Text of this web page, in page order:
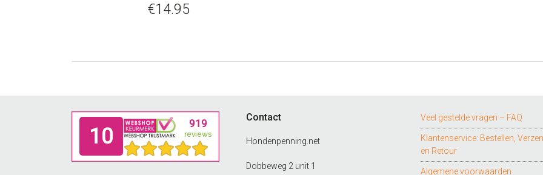
€14.95
Contact
Hondenpenning.net
Dobbeweg 2 unit 1
Veel gestelde vragen – FAQ
Klantenservice: Bestellen,
en Retour
Algemene voorwaarden